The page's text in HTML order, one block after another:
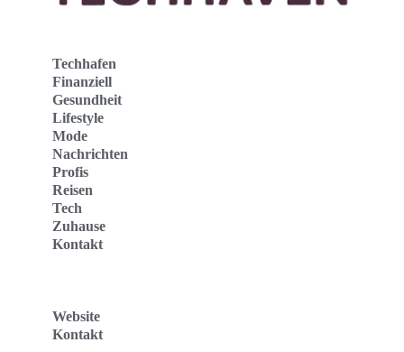
Techhafen
Finanziell
Gesundheit
Lifestyle
Mode
Nachrichten
Profis
Reisen
Tech
Zuhause
Kontakt
Website
Kontakt